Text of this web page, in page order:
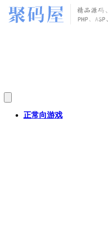
正常向游戏